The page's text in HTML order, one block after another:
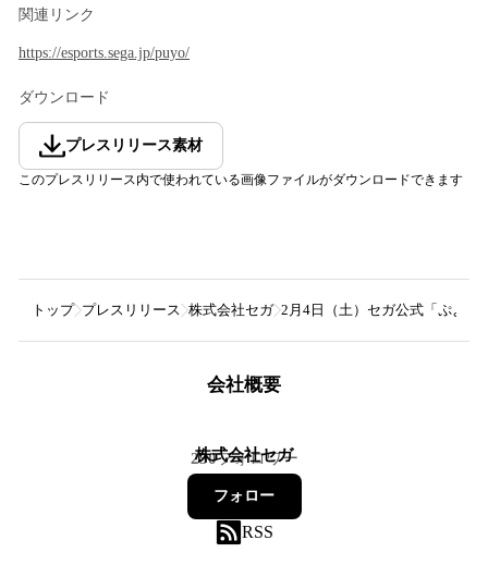
関連リンク
https://esports.sega.jp/puyo/
ダウンロード
プレスリリース素材
このプレスリリース内で使われている画像ファイルがダウンロードできます
トップ プレスリリース 株式会社セガ 2月4日（土）セガ公式「ぷよぷ
会社概要
株式会社セガ
250フォロワー
フォロー
RSS